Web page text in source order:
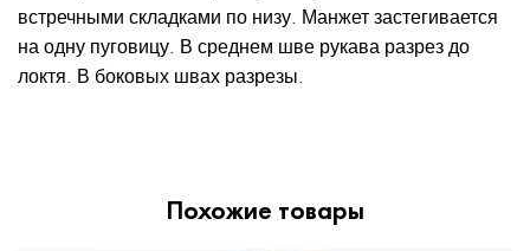
встречными складками по низу. Манжет застегивается
на одну пуговицу. В среднем шве рукава разрез до
локтя. В боковых швах разрезы.
Похожие товары